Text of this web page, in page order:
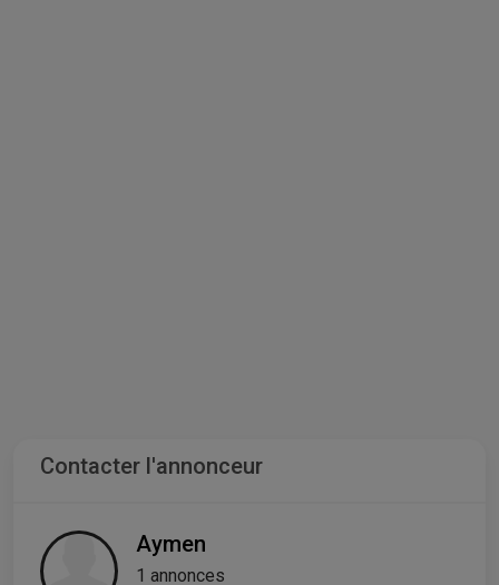
Contacter l'annonceur
Aymen
1 annonces